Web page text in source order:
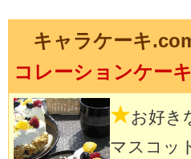
キャラケーキ
コレーションケー
★お好き
マスコッ